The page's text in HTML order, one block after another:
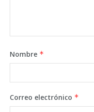
Nombre *
Correo electrónico *